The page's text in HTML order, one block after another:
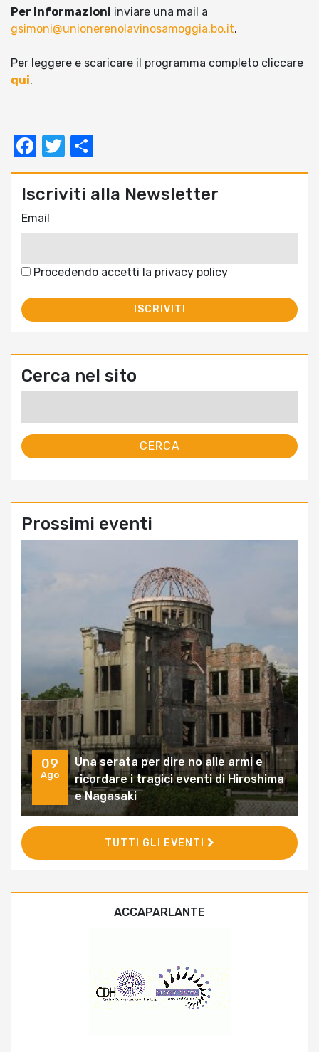
Per informazioni inviare una mail a
gsimoni@unionerenolavinosamoggia.bo.it.
Per leggere e scaricare il programma completo cliccare
qui.
Facebook
Twitter
Iscriviti alla Newsletter
Email
Procedendo accetti la privacy policy
Cerca nel sito
Prossimi eventi
09
Ago
Una serata per dire no alle armi e
ricordare i tragici eventi di Hiroshima
e Nagasaki
TUTTI GLI EVENTI
ACCAPARLANTE